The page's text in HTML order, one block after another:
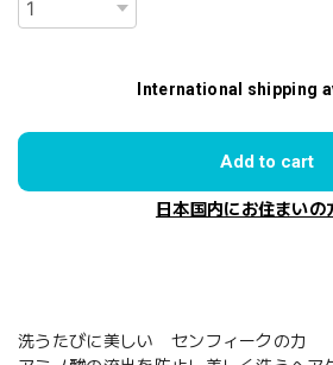
International shipping
Add to cart
日本国内にお住まいの
洗うたびに美しい センフィークの力